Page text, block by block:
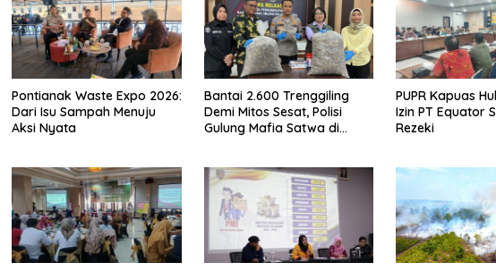
Pontianak Waste Expo 2026:
Dari Isu Sampah Menuju
Aksi Nyata
Bantai 2.600 Trenggiling
Demi Mitos Sesat, Polisi
Gulung Mafia Satwa di
PUPR Kapuas
Izin PT Equator
Rezeki